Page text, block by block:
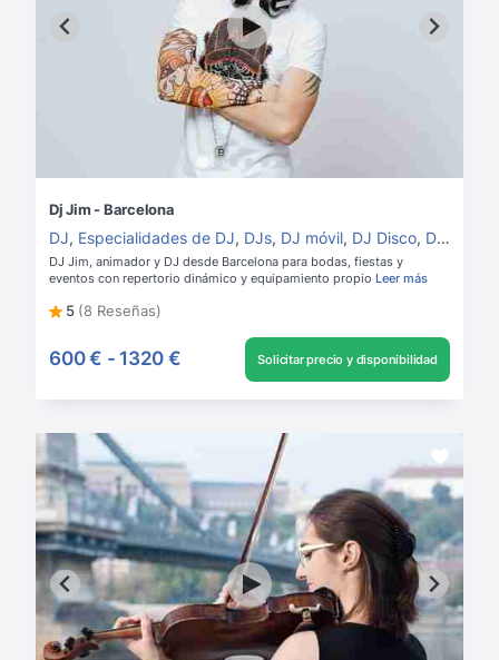
Dj Jim - Barcelona
DJ, Especialidades de DJ, DJs, DJ móvil, DJ Disco, DJ House
DJ Jim, animador y DJ desde Barcelona para bodas, fiestas y
eventos con repertorio dinámico y equipamiento propio Leer más
5 (8 Reseñas)
600 € - 1320 € Solicitar precio y disponibilidad